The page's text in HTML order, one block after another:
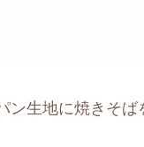
ン生地に焼きそ